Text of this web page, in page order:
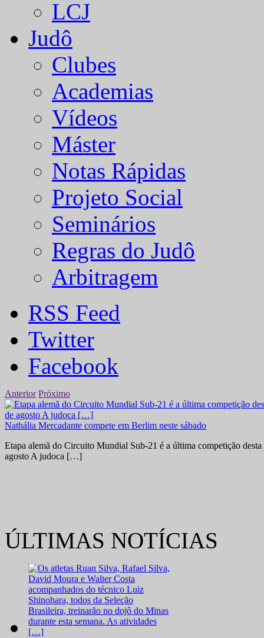
LCJ
Judô
Clubes
Academias
Vídeos
Máster
Notas Rápidas
Projeto Social
Seminários
Regras do Judô
Arbitragem
RSS Feed
Twitter
Facebook
Anterior Próximo
Nathália Mercadante compete em Berlim neste sábado
Etapa alemã do Circuito Mundial Sub-21 é a última competição
agosto A judoca […]
ÚLTIMAS NOTÍCIAS